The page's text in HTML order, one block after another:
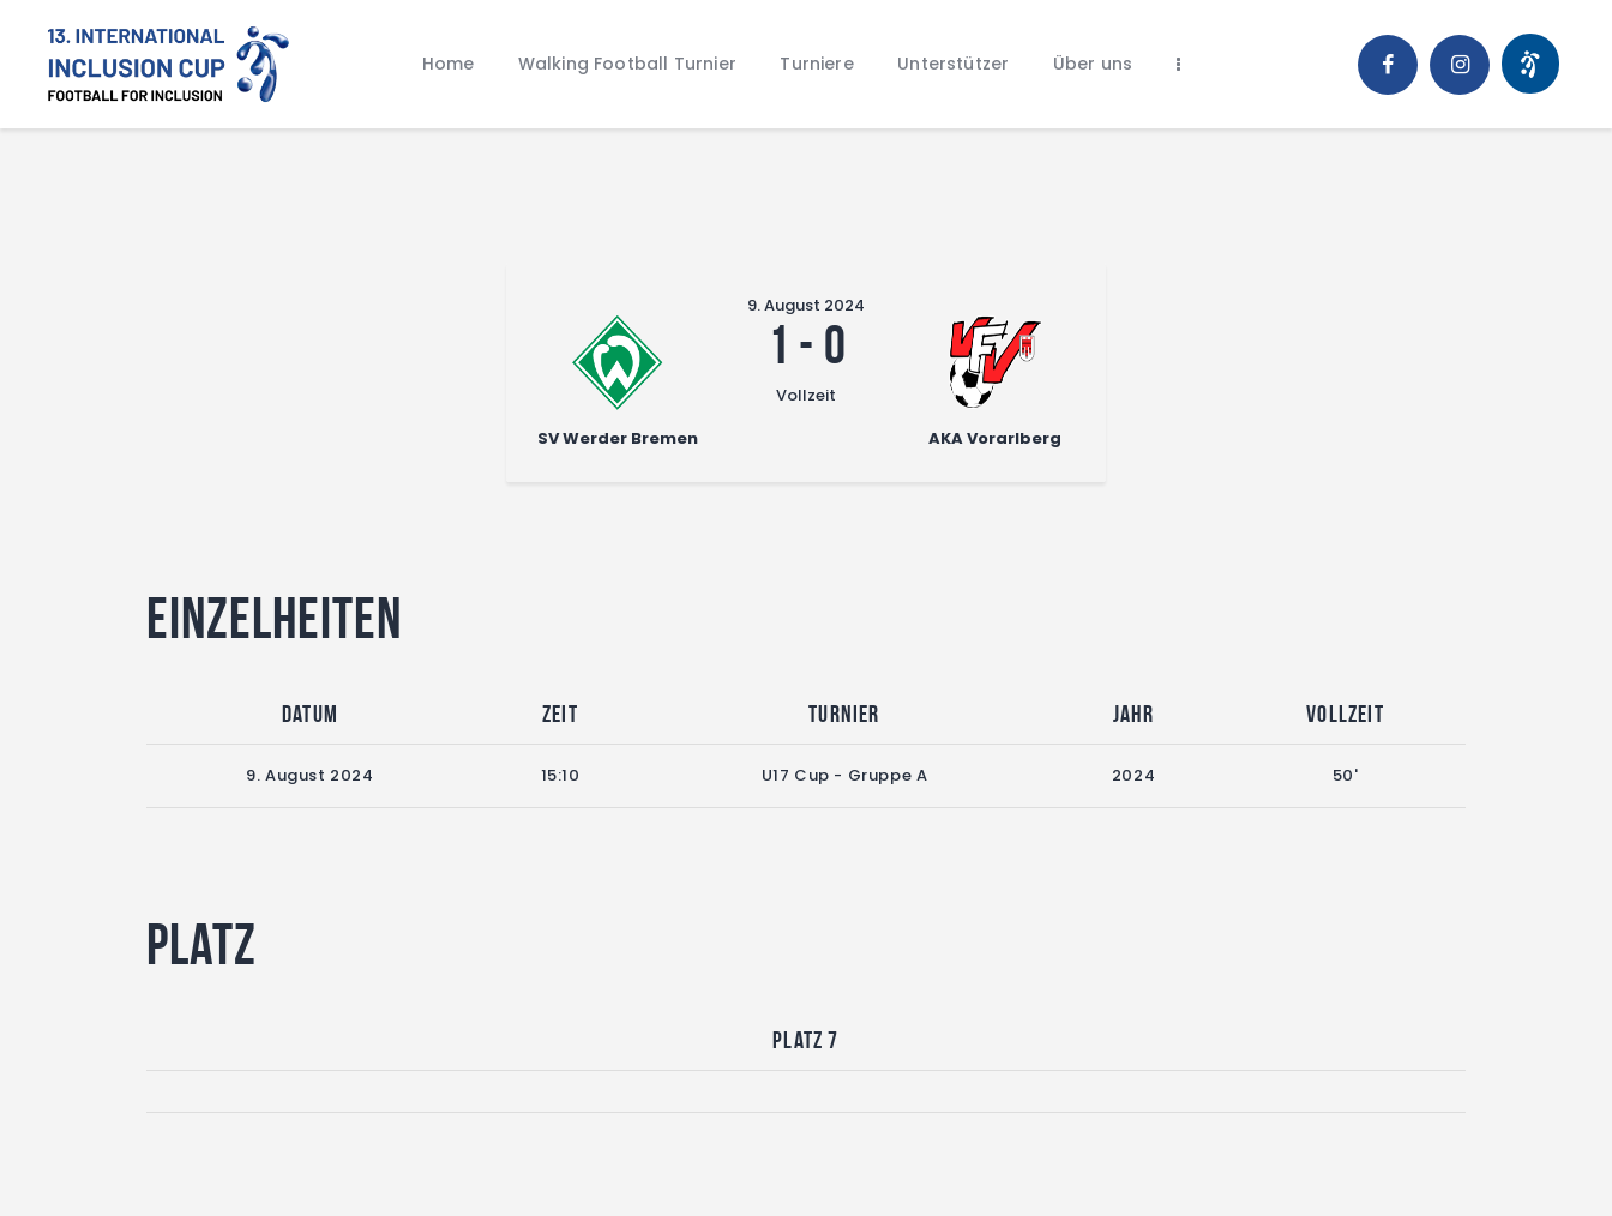
Home Walking Football Turnier Turniere Unterstützer Über uns
Walking Football Turnier
Turniere
SV Werder Bremen AKA Vorarlberg
9. August 2024
1 - 0
Vollzeit
Einzelheiten
Datum Zeit Turnier Jahr Vollzeit
9. August 2024 15:10 U17 Cup - Gruppe A 2024 50'
Platz
Platz 7